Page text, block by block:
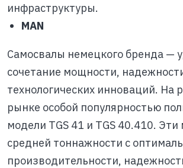
инфраструктуры.
MAN
Самосвалы немецкого бренда —
сочетание мощности,
технологических инноваций. На
рынке особой популярностью
модели TGS 41 и TGS 40.410.
средней тоннажности с
производительности,